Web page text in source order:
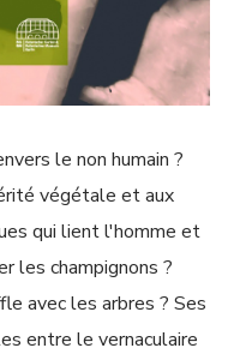
le non humain ?
végétale et aux
qui lient l'homme et
les champignons ?
avec les arbres ? Ses
entre le vernaculaire